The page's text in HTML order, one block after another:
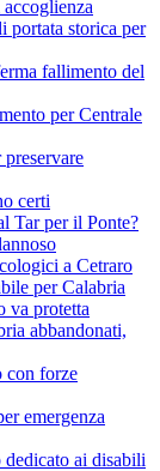
portata storica per
fallimento del
per Centrale
certi
Tar per il Ponte?
a Cetraro
per Calabria
va protetta
abbandonati,
con forze
emergenza
ai disabili